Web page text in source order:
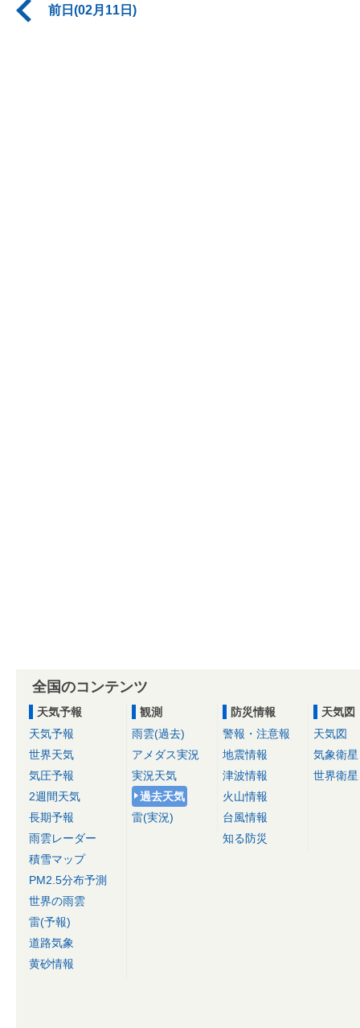
前日(02月11日)
全国のコンテンツ
天気予報
天気予報
世界天気
気圧予報
2週間天気
長期予報
雨雲レーダー
積雪マップ
PM2.5分布予測
世界の雨雲
雷(予報)
道路気象
黄砂情報
観測
雨雲(過去)
アメダス実況
実況天気
過去天気
雷(実況)
防災情報
警報・注意報
地震情報
津波情報
火山情報
台風情報
知る防災
天気図
天気図
気象衛星
世界衛星